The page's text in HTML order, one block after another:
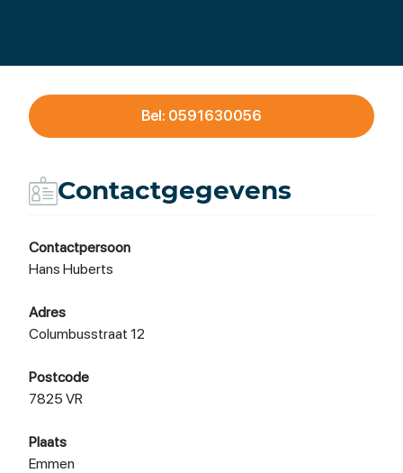
Bel: 0591630056
Contactgegevens
Contactpersoon
Hans Huberts
Adres
Columbusstraat 12
Postcode
7825 VR
Plaats
Emmen